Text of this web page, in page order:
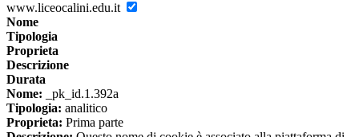
www.liceocalini.edu.it
Nome
Tipologia
Proprieta
Descrizione
Durata
Nome: _pk_id.1.392a
Tipologia: analitico
Proprieta: Prima parte